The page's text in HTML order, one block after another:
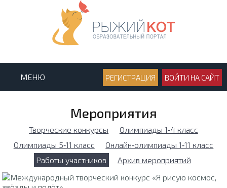
МЕНЮ РЕГИСТРАЦИЯ ВОЙТИ НА САЙТ
Мероприятия
Творческие конкурсы
Олимпиады 1‑4 класс
Олимпиады 5‑11 класс
Онлайн‑олимпиады 1‑11 класс
Работы участников
Архив мероприятий